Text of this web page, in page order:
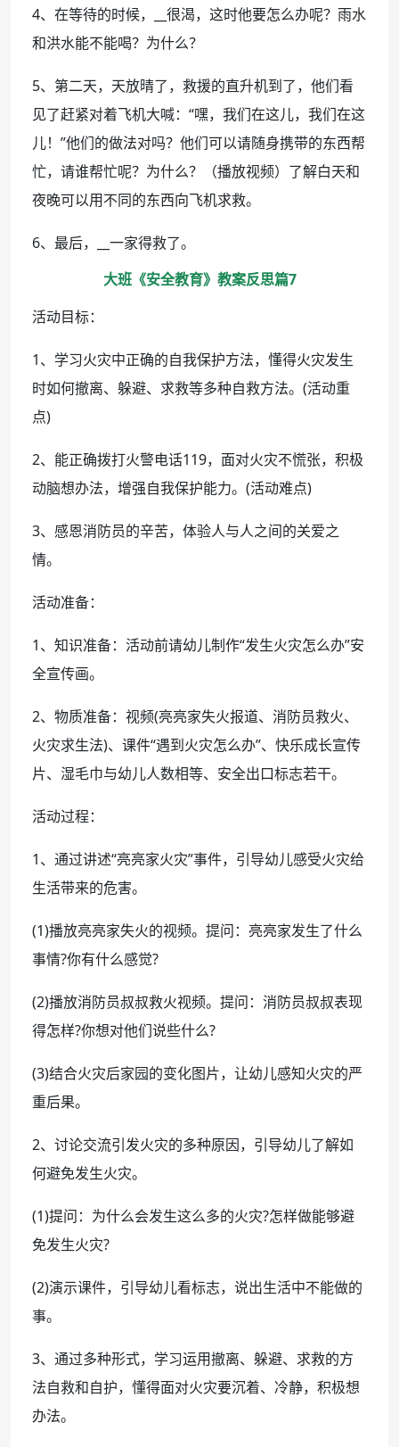
4、在等待的时候，__很渴，这时他要怎么办呢？雨水
和洪水能不能喝？为什么？
5、第二天，天放晴了，救援的直升机到了，他们看
见了赶紧对着飞机大喊：“嘿，我们在这儿，我们在这
儿！”他们的做法对吗？他们可以请随身携带的东西帮
忙，请谁帮忙呢？为什么？（播放视频）了解白天和
夜晚可以用不同的东西向飞机求救。
6、最后，__一家得救了。
大班《安全教育》教案反思篇7
活动目标：
1、学习火灾中正确的自我保护方法，懂得火灾发生
时如何撤离、躲避、求救等多种自救方法。(活动重
点)
2、能正确拨打火警电话119，面对火灾不慌张，积极
动脑想办法，增强自我保护能力。(活动难点)
3、感恩消防员的辛苦，体验人与人之间的关爱之
情。
活动准备：
1、知识准备：活动前请幼儿制作“发生火灾怎么办”安
全宣传画。
2、物质准备：视频(亮亮家失火报道、消防员救火、
火灾求生法)、课件“遇到火灾怎么办”、快乐成长宣传
片、湿毛巾与幼儿人数相等、安全出口标志若干。
活动过程：
1、通过讲述“亮亮家火灾”事件，引导幼儿感受火灾给
生活带来的危害。
(1)播放亮亮家失火的视频。提问：亮亮家发生了什么
事情?你有什么感觉?
(2)播放消防员叔叔救火视频。提问：消防员叔叔表现
得怎样?你想对他们说些什么?
(3)结合火灾后家园的变化图片，让幼儿感知火灾的严
重后果。
2、讨论交流引发火灾的多种原因，引导幼儿了解如
何避免发生火灾。
(1)提问：为什么会发生这么多的火灾?怎样做能够避
免发生火灾?
(2)演示课件，引导幼儿看标志，说出生活中不能做的
事。
3、通过多种形式，学习运用撤离、躲避、求救的方
法自救和自护，懂得面对火灾要沉着、冷静，积极想
办法。